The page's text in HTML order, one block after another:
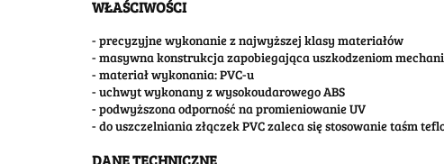
WŁAŚCIWOŚCI
- precyzyjne wykonanie z najwyższej klasy materiałów
- masywna konstrukcja zapobiegająca uszkodzeniom
- materiał wykonania: PVC-u
- uchwyt wykonany z wysokoudarowego ABS
- podwyższona odporność na promieniowanie UV
- do uszczelniania złączek PVC zaleca się stosowanie taśm
DANE TECHNICZNE